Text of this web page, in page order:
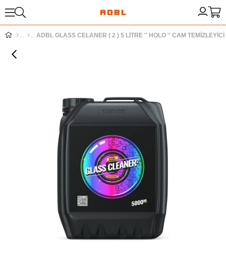
ADBL GLASS CELANER ( 2 ) 5 LİTRE '' HOLO '' CAM TEMİZLEYİCİ